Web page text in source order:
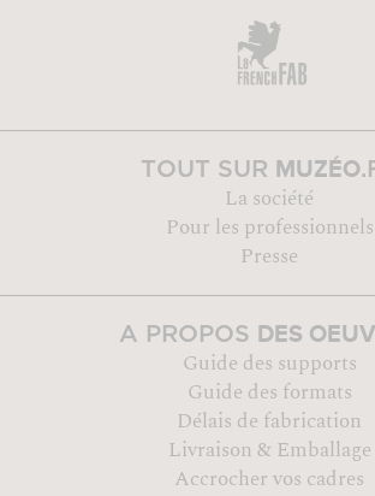
TOUT SUR MUZÉO
La société
Pour les professionnels
Presse
A PROPOS DES
Guide des supports
Guide des formats
Délais de fabrication
Livraison & Emballage
Accrocher vos cadres